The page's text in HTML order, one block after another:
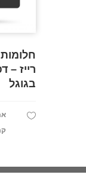
חלומות
רייז –
בגוגל